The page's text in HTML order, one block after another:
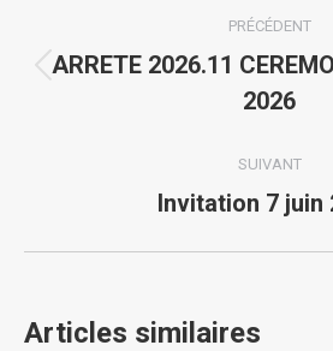
article
PRÉCÉDENT
Article
ARRETE 2026.11
2026
SUIVANT
Article
Invitation 7 juin
Articles similaires